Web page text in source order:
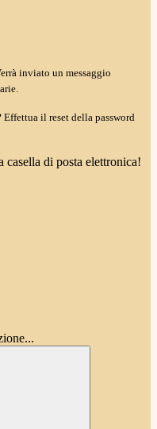
inviato un messaggio
Effettua il reset della password
di posta elettronica!